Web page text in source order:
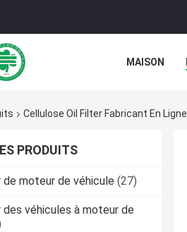
MAISON
Cellulose Oil Filter Fabricant En Ligne
PRODUITS
de moteur de véhicule (27)
des véhicules à moteur de